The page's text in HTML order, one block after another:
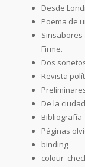
Desde
Poema de
Sinsabores
Firme.
Dos
Revista
De la
Bibliografía
Páginas
binding